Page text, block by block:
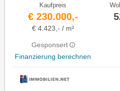
Kaufpreis
€ 230.000,-
€ 4.423,- / m²
Gesponsert
Finanzierung berechnen